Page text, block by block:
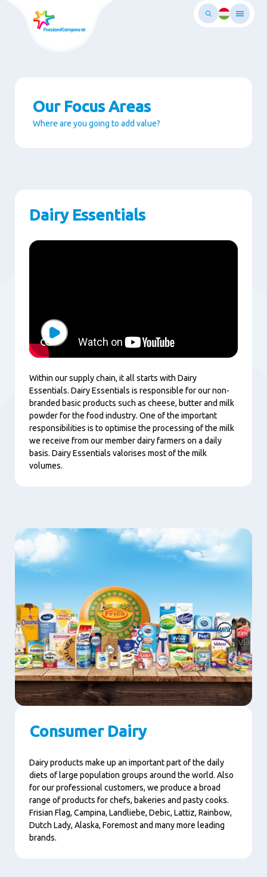
Our Focus Areas
Where are you going to add value?
Dairy Essentials
Within our supply chain, it all starts with Dairy
Essentials. Dairy Essentials is responsible for our non-
branded basic products such as cheese, butter and milk
powder for the food industry. One of the important
responsibilities is to optimise the processing of the milk
we receive from our member dairy farmers on a daily
basis. Dairy Essentials valorises most of the milk
volumes.
Consumer Dairy
Dairy products make up an important part of the daily
diets of large population groups around the world. Also
for our professional customers, we produce a broad
range of products for chefs, bakeries and pasty cooks.
Frisian Flag, Campina, Landliebe, Debic, Lattiz, Rainbow,
Dutch Lady, Alaska, Foremost and many more leading
brands.